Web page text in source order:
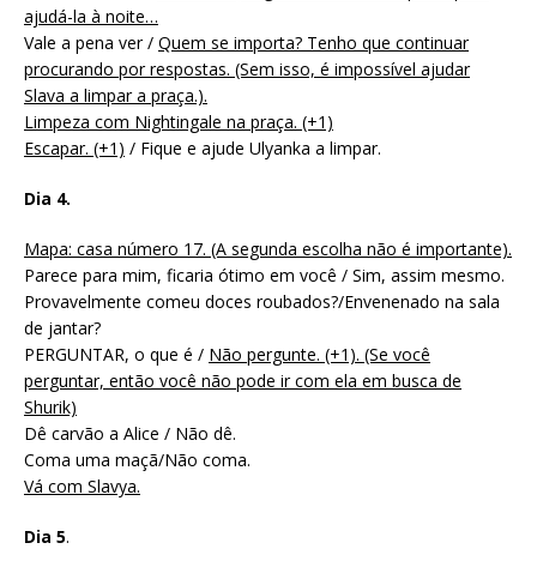
ajudá-la à noite…
Vale a pena ver / Quem se importa? Tenho que continuar
procurando por respostas. (Sem isso, é impossível ajudar
Slava a limpar a praça.).
Limpeza com Nightingale na praça. (+1)
Escapar. (+1) / Fique e ajude Ulyanka a limpar.
Dia 4.
Mapa: casa número 17. (A segunda escolha não é importante).
Parece para mim, ficaria ótimo em você / Sim, assim mesmo.
Provavelmente comeu doces roubados?/Envenenado na sala
de jantar?
PERGUNTAR, o que é / Não pergunte. (+1). (Se você
perguntar, então você não pode ir com ela em busca de
Shurik)
Dê carvão a Alice / Não dê.
Coma uma maçã/Não coma.
Vá com Slavya.
Dia 5.